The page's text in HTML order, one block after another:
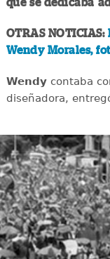
OTRAS NOTICIAS:
Wendy Morales,
Wendycontaba
diseñadora,